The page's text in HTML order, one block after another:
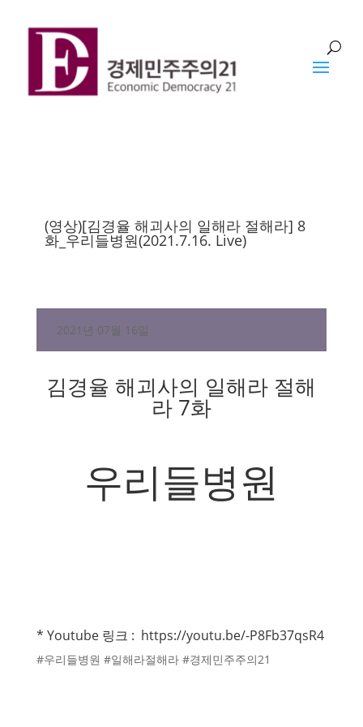
(영상)[김경율 해괴사의 일해라 절해라] 8
화_우리들병원(2021.7.16. Live)
2021년 07월 16일
김경율 해괴사의 일해라 절해
라 7화
우리들병원
* Youtube 링크 : https://youtu.be/-P8Fb37qsR4
#우리들병원 #일해라절해라 #경제민주주의21